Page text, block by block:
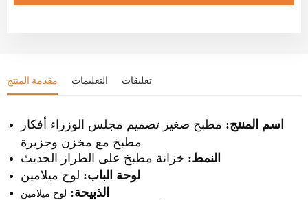
مقدمة المنتج التعليمات تعليقات
اسم المنتج: مطبخ صغير تصميم مجلس الوزراء أفكار
مطبخ مع مخزن وجزيرة
النمط: خزانة مطبخ على الطراز الحديث
لوحة الباب: لوح ميلامين
الذبيحة: لوح ميلامين